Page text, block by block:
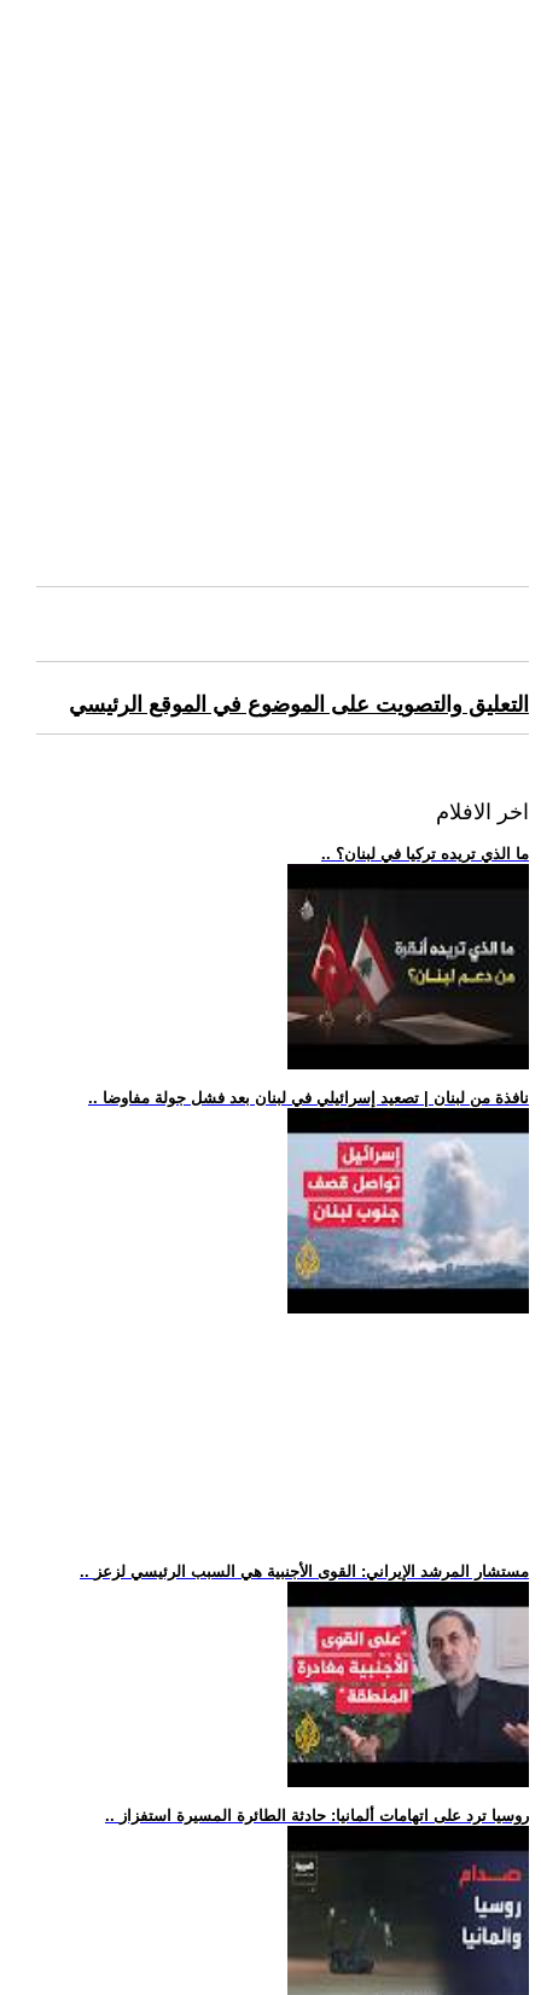
التعليق والتصويت على الموضوع في الموقع الرئيسي
اخر الافلام
.. ما الذي تريده تركيا في لبنان؟
.. نافذة من لبنان | تصعيد إسرائيلي في لبنان بعد فشل جولة مفاوضا
.. مستشار المرشد الإيراني: القوى الأجنبية هي السبب الرئيسي لزعز
.. روسيا ترد على اتهامات ألمانيا: حادثة الطائرة المسيرة استفزاز